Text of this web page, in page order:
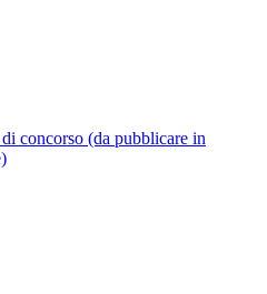
concorso (da pubblicare in